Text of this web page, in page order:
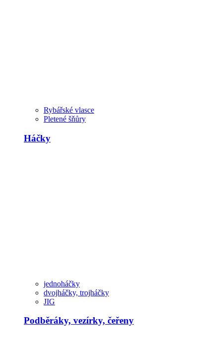
Rybářské vlasce
Pletené šňůry
Háčky
jednoháčky
dvojháčky, trojháčky
JIG
Podběráky, vezírky, čeřeny